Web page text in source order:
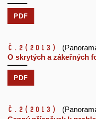
PDF
č.2 (2013)
O skrytých a zákeřných
PDF
č.2 (2013)